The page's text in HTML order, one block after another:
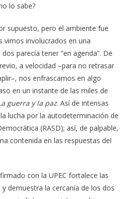
lo sabe?
supuesto, pero el ambiente fue
vimos involucrados en una
parecía tener “en agenda”. De
a velocidad –para no retrasar
nos enfrascamos en algo
en un instante de las miles de
guerra y la paz. Así de intensas
lucha por la autodeterminación de
(RASD); así, de palpable,
contenida en las respuestas del
con la UPEC fortalece las
demuestra la cercanía de los dos